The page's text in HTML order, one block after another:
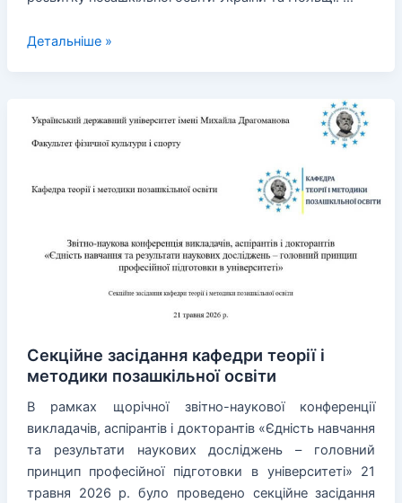
Міжнародний
України
розвиток
Детальніше »
Секційне засідання кафедри теорії і
методики позашкільної освіти
В рамках щорічної звітно-наукової конференції
викладачів, аспірантів і докторантів «Єдність навчання
та результати наукових досліджень – головний
принцип професійної підготовки в університеті» 21
травня 2026 р. було проведено секційне засідання